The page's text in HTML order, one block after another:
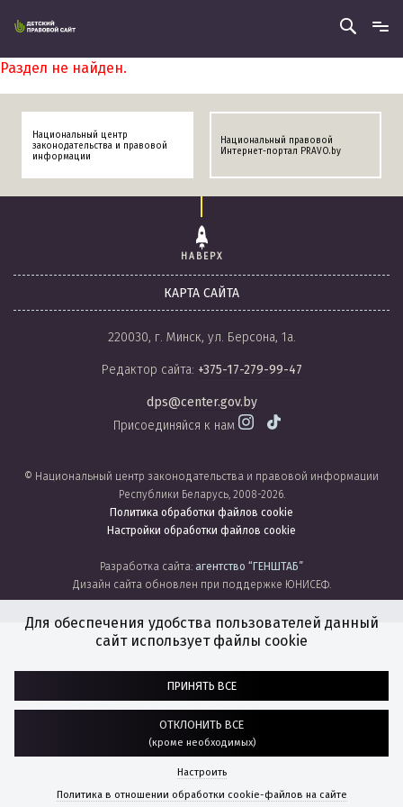
Раздел не найден.
Национальный центр
законодательства и правовой
информации
Национальный правовой
Интернет-портал PRAVO.by
НАВЕРХ
КАРТА САЙТА
220030, г. Минск, ул. Берсона, 1а.
Редактор сайта: +375-17-279-99-47
dps@center.gov.by
Присоединяйся к нам
© Национальный центр законодательства и правовой информации
Республики Беларусь, 2008-2026.
Политика обработки файлов cookie
Настройки обработки файлов cookie
Разработка сайта: агентство “ГЕНШТАБ”
Дизайн сайта обновлен при поддержке ЮНИСЕФ.
Для обеспечения удобства пользователей данный
сайт использует файлы cookie
ПРИНЯТЬ ВСЕ
ОТКЛОНИТЬ ВСЕ
(кроме необходимых)
Настроить
Политика в отношении обработки cookie-файлов на сайте